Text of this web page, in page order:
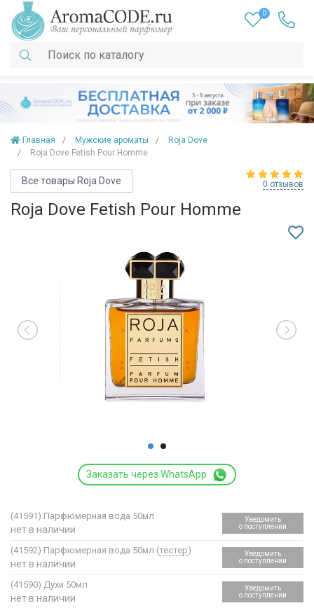
0
Главная Мужские ароматы
Roja Dove
Roja Dove Fetish Pour Homme
Все товары Roja Dove 0 отзывов
Roja Dove Fetish Pour Homme
Заказать через WhatsApp
(41591) Парфюмерная вода 50мл
нет в наличии
Уведомить
о поступлении
(41592) Парфюмерная вода 50мл (тестер)
нет в наличии
Уведомить
о поступлении
(41590) Духи 50мл
нет в наличии
Уведомить
о поступлении